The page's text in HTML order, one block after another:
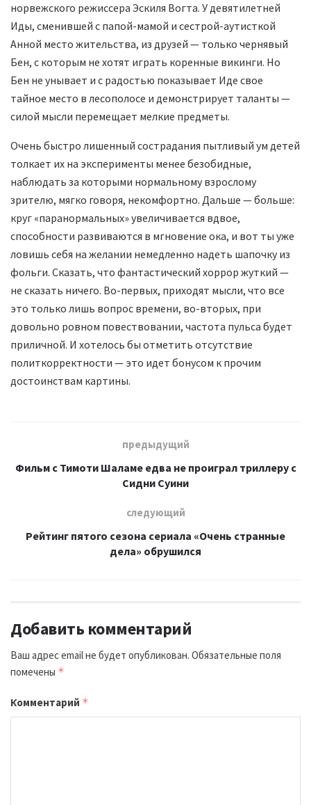
норвежского режиссера Эскиля Вогта. У девятилетней
Иды, сменившей с папой-мамой и сестрой-аутисткой
Анной место жительства, из друзей — только чернявый
Бен, с которым не хотят играть коренные викинги. Но
Бен не унывает и с радостью показывает Иде свое
тайное место в лесополосе и демонстрирует таланты —
силой мысли перемещает мелкие предметы.
Очень быстро лишенный сострадания пытливый ум детей
толкает их на эксперименты менее безобидные,
наблюдать за которыми нормальному взрослому
зрителю, мягко говоря, некомфортно. Дальше — больше:
круг «паранормальных» увеличивается вдвое,
способности развиваются в мгновение ока, и вот ты уже
ловишь себя на желании немедленно надеть шапочку из
фольги. Сказать, что фантастический хоррор жуткий —
не сказать ничего. Во-первых, приходят мысли, что все
это только лишь вопрос времени, во-вторых, при
довольно ровном повествовании, частота пульса будет
приличной. И хотелось бы отметить отсутствие
политкорректности — это идет бонусом к прочим
достоинствам картины.
предыдущий
Фильм с Тимоти Шаламе едва не проиграл триллеру с
Сидни Суини
следующий
Рейтинг пятого сезона сериала «Очень странные
дела» обрушился
Добавить комментарий
Ваш адрес email не будет опубликован. Обязательные поля
помечены *
Комментарий *